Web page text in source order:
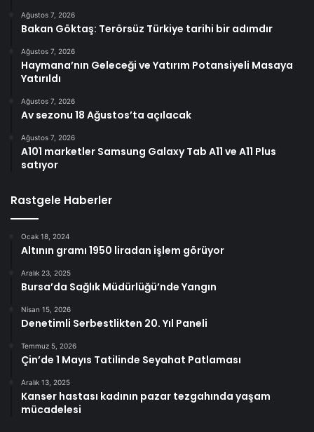
Ağustos 7, 2026
Bakan Göktaş: Terörsüz Türkiye tarihi bir adımdır
Ağustos 7, 2026
Haymana’nın Geleceği ve Yatırım Potansiyeli Masaya
Yatırıldı
Ağustos 7, 2026
Av sezonu 18 Ağustos’ta açılacak
Ağustos 7, 2026
A101 marketler Samsung Galaxy Tab A11 ve A11 Plus
satıyor
Rastgele Haberler
Ocak 18, 2024
Altının gramı 1950 liradan işlem görüyor
Aralık 23, 2025
Bursa’da Sağlık Müdürlüğü’nde Yangın
Nisan 15, 2026
Denetimli Serbestlikten 20. Yıl Paneli
Temmuz 5, 2026
Çin’de 1 Mayıs Tatilinde Seyahat Patlaması
Aralık 13, 2025
Kanser hastası kadının pazar tezgahında yaşam
mücadelesi